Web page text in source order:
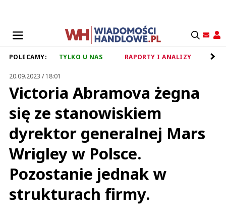
POLECAMY: TYLKO U NAS RAPORTY I ANALIZY
20.09.2023 / 18:01
Victoria Abramova żegna
się ze stanowiskiem
dyrektor generalnej Mars
Wrigley w Polsce.
Pozostanie jednak w
strukturach firmy.